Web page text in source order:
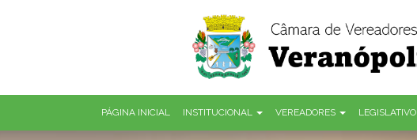
PÁGINA INICIAL INSTITUCIONAL VEREADORES LEGISLATIVO